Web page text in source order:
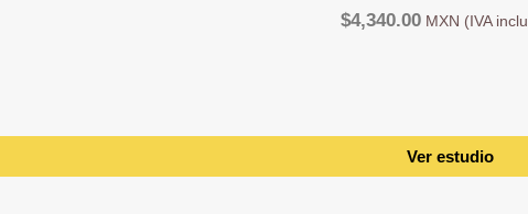
$4,340.00
Ver estudio